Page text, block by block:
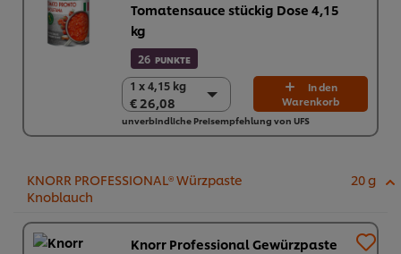
Tomatensauce stückig Dose 4,15
kg
26 PUNKTE
1 x 4,15 kg
€ 26,08
1 x 4,15 kg
€ 26,08
3 x 4,15 kg
In den
Warenkorb
unverbindliche Preisempfehlung von UFS
KNORR PROFESSIONAL® Würzpaste
Knoblauch
20 g
Knorr Professional Gewürzpaste